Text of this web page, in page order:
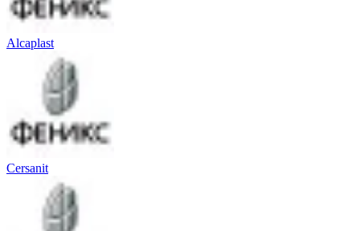
Alcaplast
Cersanit